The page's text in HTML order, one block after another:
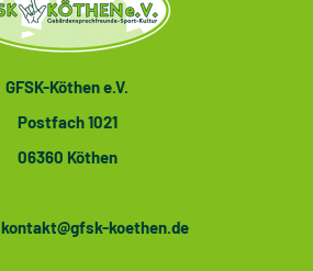
GFSK-Köthen e.V.
Postfach 1021
06360 Köthen
kontakt@gfsk-koethen.de